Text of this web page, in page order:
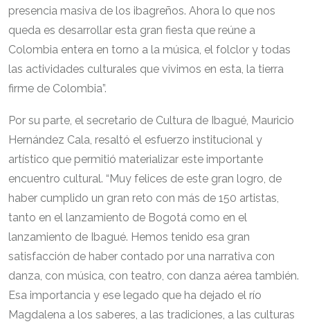
presencia masiva de los ibagreños. Ahora lo que nos
queda es desarrollar esta gran fiesta que reúne a
Colombia entera en torno a la música, el folclor y todas
las actividades culturales que vivimos en esta, la tierra
firme de Colombia”.
Por su parte, el secretario de Cultura de Ibagué, Mauricio
Hernández Cala, resaltó el esfuerzo institucional y
artístico que permitió materializar este importante
encuentro cultural. “Muy felices de este gran logro, de
haber cumplido un gran reto con más de 150 artistas,
tanto en el lanzamiento de Bogotá como en el
lanzamiento de Ibagué. Hemos tenido esa gran
satisfacción de haber contado por una narrativa con
danza, con música, con teatro, con danza aérea también.
Esa importancia y ese legado que ha dejado el río
Magdalena a los saberes, a las tradiciones, a las culturas